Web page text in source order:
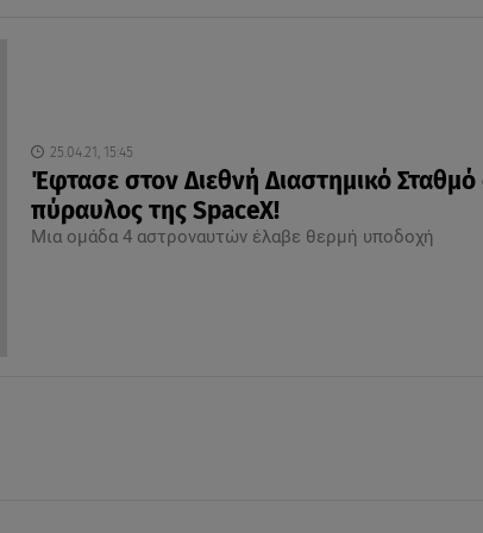
25.04.21, 15:45
Έφτασε στον Διεθνή Διαστημικό Σταθμό
πύραυλος της SpaceX!
Μια ομάδα 4 αστροναυτών έλαβε θερμή υποδοχή